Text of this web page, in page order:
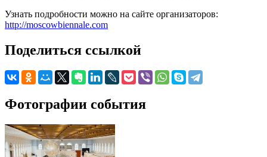
Узнать подробности можно на сайте организаторов:
http://moscowbiennale.com
Поделиться ссылкой
Фотографии события